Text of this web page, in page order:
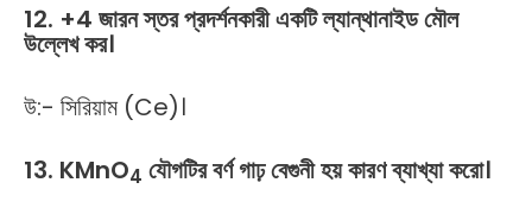
12. +4 জারন স্তর প্রদর্শনকারী একটি ল্যান্থানাইড মৌল
উল্লেখ কর।
উ:- সিরিয়াম (Ce)।
13. KMnO4 যৌগটির বর্ণ গাঢ় বেগুনী হয় কারণ ব্যাখ্যা করো।